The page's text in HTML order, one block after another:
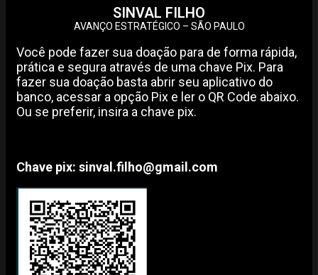
SINVAL FILHO
AVANÇO ESTRATÉGICO – SÃO PAULO
Você pode fazer sua doação para de forma rápida,
prática e segura através de uma chave Pix. Para
fazer sua doação basta abrir seu aplicativo do
banco, acessar a opção Pix e ler o QR Code abaixo.
Ou se preferir, insira a chave pix.
Chave pix: sinval.filho@gmail.com